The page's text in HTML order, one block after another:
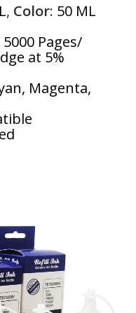
, Color: 50 ML
Pages/
at 5%
Magenta,